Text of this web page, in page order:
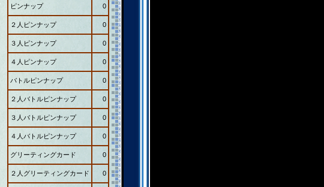
ピンナップ 0
２人ピンナップ 0
３人ピンナップ 0
４人ピンナップ 0
バトルピンナップ 0
２人バトルピンナップ 0
３人バトルピンナップ 0
４人バトルピンナップ 0
グリーティングカード 0
２人グリーティングカード 0